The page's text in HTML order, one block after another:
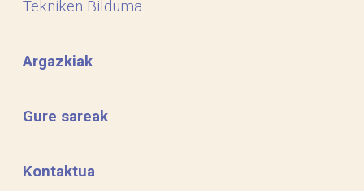
Tekniken Bilduma
Argazkiak
Gure sareak
Kontaktua